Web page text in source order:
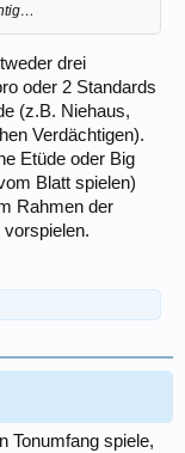
drei
oder 2 Standards
(z.B. Niehaus,
Verdächtigen).
Etüde oder Big
Blatt spielen)
Rahmen der
Tonumfang spiele,